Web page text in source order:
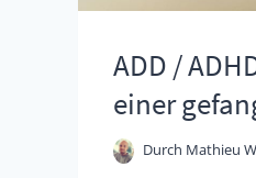
ADD /
einer
Durch Mathieu